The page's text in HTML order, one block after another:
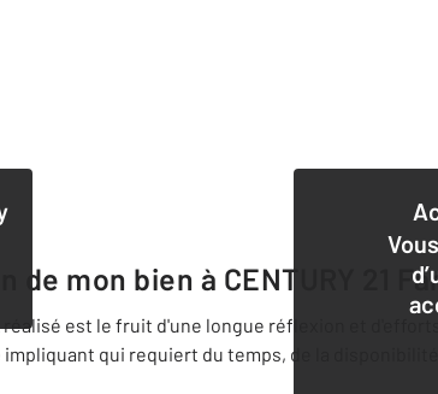
de mon bien à CENTURY 21
est le fruit d'une longue réflexion et
qui requiert du temps, de la